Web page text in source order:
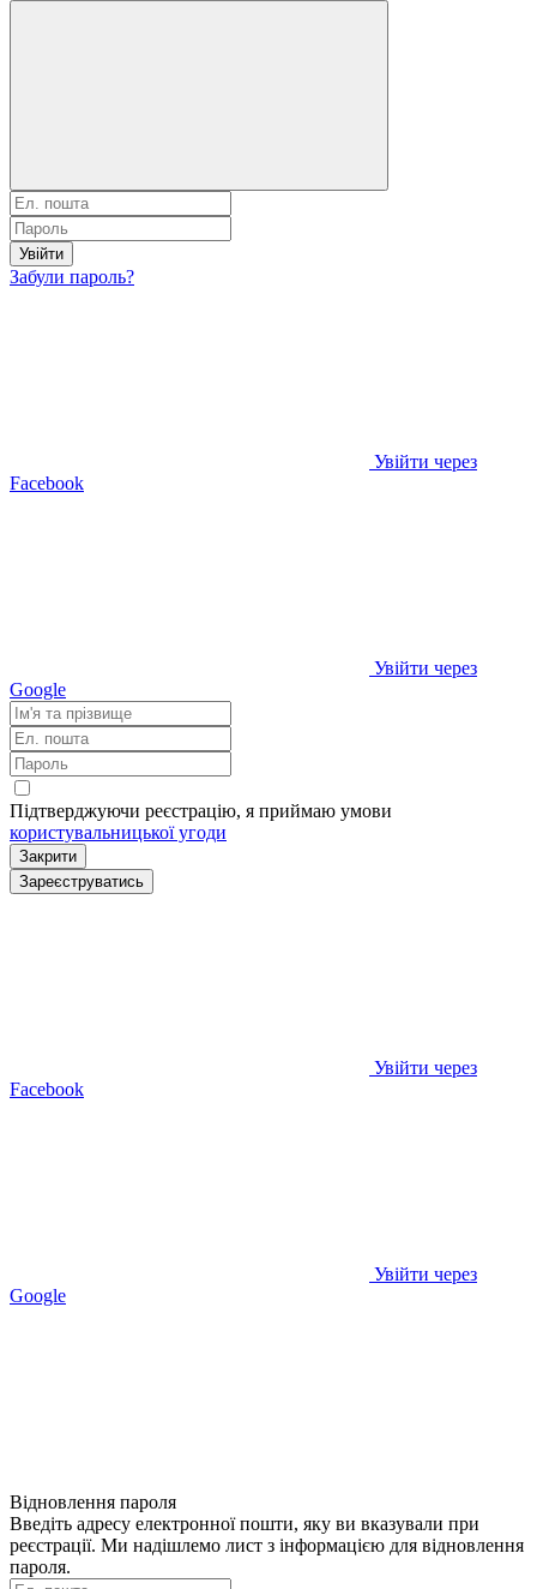
Увійти
Забули пароль?
Увійти через
Facebook
Увійти через
Google
Підтверджуючи реєстрацію, я приймаю умови
користувальницької угоди
Закрити
Зареєструватись
Увійти через
Facebook
Увійти через
Google
Відновлення пароля
Введіть адресу електронної пошти, яку ви вказували при
реєстрації. Ми надішлемо лист з інформацією для відновлення
пароля.